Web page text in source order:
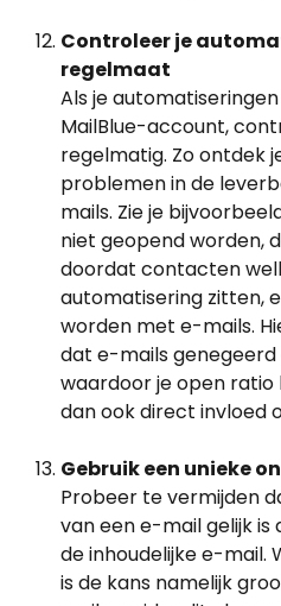
Controleer je
regelmaat
Als je
MailBlue-account,
regelmatig. Zo ontdek
problemen in de
mails. Zie je
niet geopend worden,
doordat contacten
automatisering zitten,
worden met e-mails.
dat e-mails genegeerd
waardoor je open
dan ook direct invloed
Gebruik een unieke
Probeer te vermijden
van een e-mail gelijk
de inhoudelijke e-mail.
is de kans namelijk